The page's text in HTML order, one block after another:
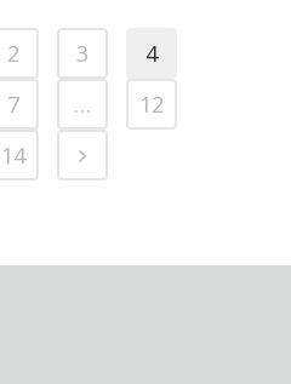
2 3
4
7 …
12
14